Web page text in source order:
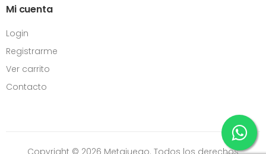
Mi cuenta
Login
Registrarme
Ver carrito
Contacto
Copyright © 2026 Metajuego. Todos los derechos